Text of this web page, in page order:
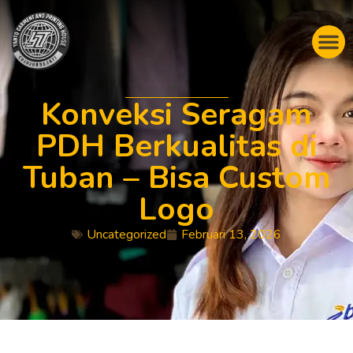
Konveksi Seragam
PDH Berkualitas di
Tuban – Bisa Custom
Logo
Uncategorized Februari 13, 2026